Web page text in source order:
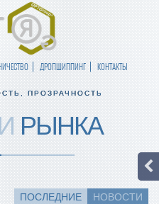
ДРОПШИППИНГ КОНТАКТЫ
ПРОЗРАЧНОСТЬ
РЫНКА
ПОСЛЕДНИЕ НОВОСТИ